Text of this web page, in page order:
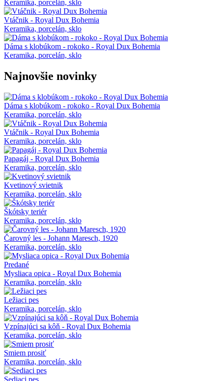
Keramika, porcelán, sklo
Vtáčnik - Royal Dux Bohemia
Keramika, porcelán, sklo
Dáma s klobúkom - rokoko - Royal Dux Bohemia
Keramika, porcelán, sklo
Najnovšie novinky
Dáma s klobúkom - rokoko - Royal Dux Bohemia
Keramika, porcelán, sklo
Vtáčnik - Royal Dux Bohemia
Keramika, porcelán, sklo
Papagáj - Royal Dux Bohemia
Keramika, porcelán, sklo
Kvetinový svietnik
Keramika, porcelán, sklo
Škótsky teriér
Keramika, porcelán, sklo
Čarovný les - Johann Maresch, 1920
Keramika, porcelán, sklo
Predané
Mysliaca opica - Royal Dux Bohemia
Keramika, porcelán, sklo
Ležiaci pes
Keramika, porcelán, sklo
Vzpínajúci sa kôň - Royal Dux Bohemia
Keramika, porcelán, sklo
Smiem prosiť
Keramika, porcelán, sklo
Sediaci pes